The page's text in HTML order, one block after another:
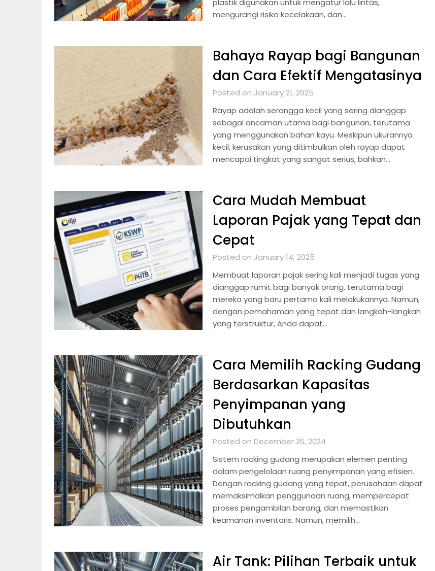
plastik digunakan untuk mengatur lalu lintas,
mengurangi risiko kecelakaan, dan…
Bahaya Rayap bagi Bangunan
dan Cara Efektif Mengatasinya
Posted on January 21, 2025
Rayap adalah serangga kecil yang sering dianggap
sebagai ancaman utama bagi bangunan, terutama
yang menggunakan bahan kayu. Meskipun ukurannya
kecil, kerusakan yang ditimbulkan oleh rayap dapat
mencapai tingkat yang sangat serius, bahkan…
Cara Mudah Membuat
Laporan Pajak yang Tepat dan
Cepat
Posted on January 14, 2025
Membuat laporan pajak sering kali menjadi tugas yang
dianggap rumit bagi banyak orang, terutama bagi
mereka yang baru pertama kali melakukannya. Namun,
dengan pemahaman yang tepat dan langkah-langkah
yang terstruktur, Anda dapat…
Cara Memilih Racking Gudang
Berdasarkan Kapasitas
Penyimpanan yang
Dibutuhkan
Posted on December 26, 2024
Sistem racking gudang merupakan elemen penting
dalam pengelolaan ruang penyimpanan yang efisien.
Dengan racking gudang yang tepat, perusahaan dapat
memaksimalkan penggunaan ruang, mempercepat
proses pengambilan barang, dan memastikan
keamanan inventaris. Namun, memilih…
Air Tank: Pilihan Terbaik untuk